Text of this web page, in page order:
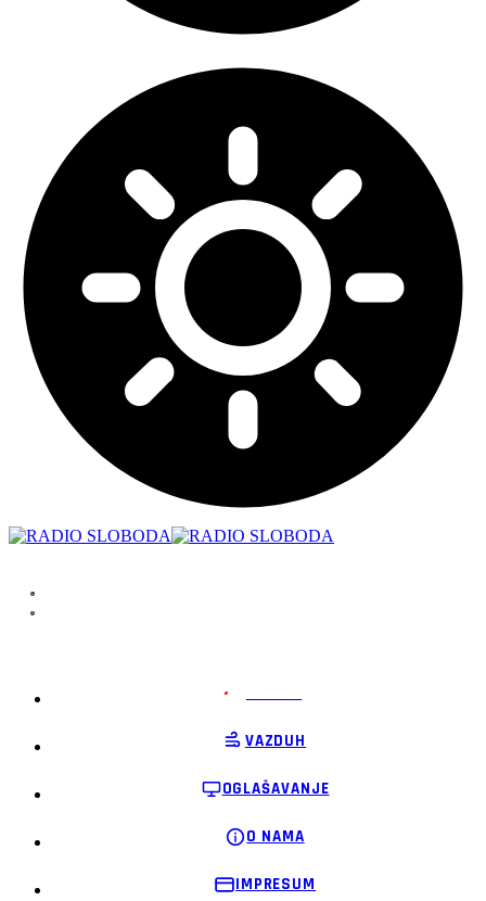
VAZDUH
OGLAŠAVANJE
O NAMA
IMPRESUM